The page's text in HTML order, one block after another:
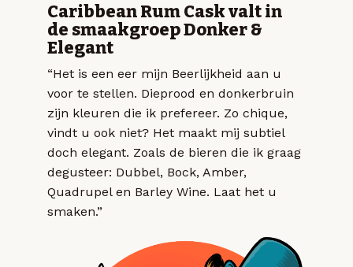
Caribbean Rum Cask valt in
de smaakgroep Donker &
Elegant
“Het is een eer mijn Beerlijkheid aan u
voor te stellen. Dieprood en donkerbruin
zijn kleuren die ik prefereer. Zo chique,
vindt u ook niet? Het maakt mij subtiel
doch elegant. Zoals de bieren die ik graag
degusteer: Dubbel, Bock, Amber,
Quadrupel en Barley Wine. Laat het u
smaken.”